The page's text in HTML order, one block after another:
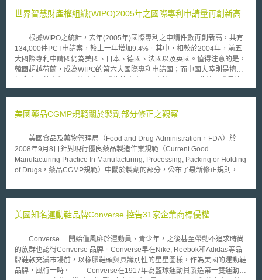
世界智慧財產權組織(WIPO)2005年之國際專利申請量再創新高
根據WIPO之統計，去年(2005年)國際專利之申請件數再創新高，共有
134,000件PCT申請案，較上一年增加9.4%。其中，相較於2004年，前五
大國際專利申請國仍為美國、日本、德國、法國以及英國。值得注意的是，
韓國超越荷蘭，成為WIPO的第六大國際專利申請國；而中國大陸則是擠下
度最顯著的國家連續兩年都來自東北亞，分別為日本(18.8%)、韓國(3.5%)
洲專利公約(European Patent Convention)締約國之申請件數則佔34.6%，
日本、韓國、中國大陸的申請量分別成長了162%、200%以及212%”，於
WIPO中掌管PCT工作之副主任Francis Gurry表示。 其他排名國際專利
申請案前五大之國家於2005年申請案件成長率分別為美國的3.8%；德國的
4%；法國的6.6%；英國的1.5%。而排名前十五大的國家中，成長率達到二
美國藥品CGMP規範關於製劑部分修正之觀察
美國食品及藥物管理局（Food and Drug Administration，FDA）於
2008年9月8日針對現行優良藥品製造作業規範（Current Good
Manufacturing Practice In Manufacturing, Processing, Packing or Holding
of Drugs，藥品CGMP規範）中關於製劑的部分，公布了最新修正規則，並
規範﹙the Quality System Regulation, 21 CFR part 820﹚）和國際性的
Union﹚）相調和。 本次修正係採漸進式，而非一次性的方式為之，主
做修正。 首先，針對無菌處理部分，要求設備及器具必須清潔、保
養，且視藥品的本質不同，予以消毒和（或）殺菌，以避免故障或污染。對
於可能遭微生物污染致影響其預定用途之原料、藥品容器或封蓋，要求應於
使用前經過微生物檢驗。此外，尚新增生物負荷量測試（bioburden
美國知名運動鞋品牌Converse 控告31家企業商標侵權
Converse 一開始僅風靡於運動員、青少年，之後甚至帶動不追求時尚
的族群也認得Converse 品牌。Converse早在Nike, Reebok和Adidas等品
牌鞋款充滿市場前，以橡膠鞋頭與具識別性的星星圖樣，作為美國的運動鞋
品牌，風行一時。 Converse在1917年為籃球運動員製造第一雙運動鞋